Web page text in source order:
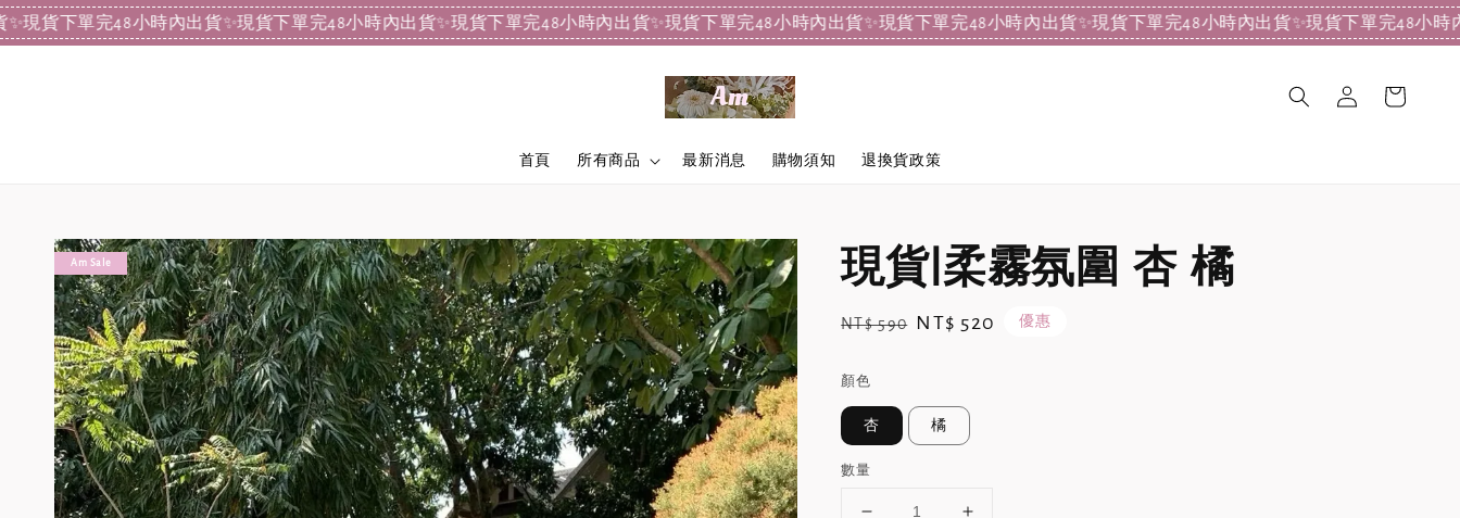
單完48小時內出貨✨現貨下單完48小時內出貨✨現貨下單完48小時內出貨✨現貨下單完48小時內出貨✨現貨下單完48小時內出貨✨現貨下單完48小時內出貨✨現貨下單完48小時內出貨
首頁 所有商品 最新消息 購物須知 退換貨政策
Am Sale 現貨|柔霧氛圍 杏 橘
Regular
NT$ 590 Sale
NT$ 520 優惠
顏色
杏 橘
數量